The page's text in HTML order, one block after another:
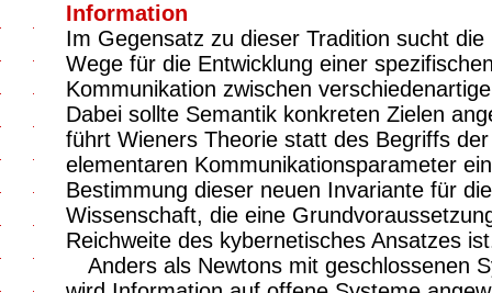
Information
Im Gegensatz zu dieser Tradition sucht
Wege für die Entwicklung einer
Kommunikation zwischen
Dabei sollte Semantik konkreten Zielen
führt Wieners Theorie statt des Begriffs
elementaren Kommunikationsparameter
Bestimmung dieser neuen Invariante für
Wissenschaft, die eine
Reichweite des kybernetisches Ansatzes
Anders als Newtons mit geschlossenen